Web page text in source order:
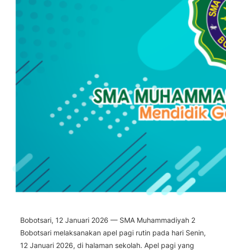
Bobotsari, 12 Januari 2026 — SMA Muhammadiyah 2
Bobotsari melaksanakan apel pagi rutin pada hari Senin,
12 Januari 2026, di halaman sekolah. Apel pagi yang